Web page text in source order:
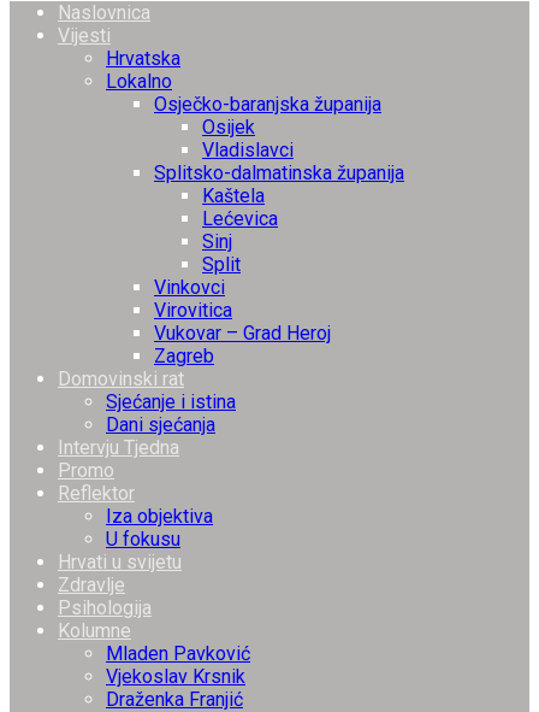
Naslovnica
Vijesti
Hrvatska
Lokalno
Osječko-baranjska županija
Osijek
Vladislavci
Splitsko-dalmatinska županija
Kaštela
Lećevica
Sinj
Split
Vinkovci
Virovitica
Vukovar – Grad Heroj
Zagreb
Domovinski rat
Sjećanje i istina
Dani sjećanja
Intervju Tjedna
Promo
Reflektor
Iza objektiva
U fokusu
Hrvati u svijetu
Zdravlje
Psihologija
Kolumne
Mladen Pavković
Vjekoslav Krsnik
Draženka Franjić